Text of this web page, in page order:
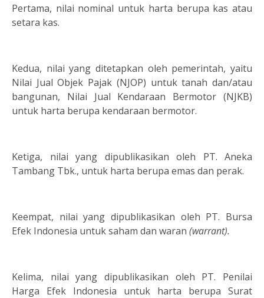
Pertama, nilai nominal untuk harta berupa kas atau
setara kas.
Kedua, nilai yang ditetapkan oleh pemerintah, yaitu
Nilai Jual Objek Pajak (NJOP) untuk tanah dan/atau
bangunan, Nilai Jual Kendaraan Bermotor (NJKB)
untuk harta berupa kendaraan bermotor.
Ketiga, nilai yang dipublikasikan oleh PT. Aneka
Tambang Tbk., untuk harta berupa emas dan perak.
Keempat, nilai yang dipublikasikan oleh PT. Bursa
Efek Indonesia untuk saham dan waran (warrant).
Kelima, nilai yang dipublikasikan oleh PT. Penilai
Harga Efek Indonesia untuk harta berupa Surat